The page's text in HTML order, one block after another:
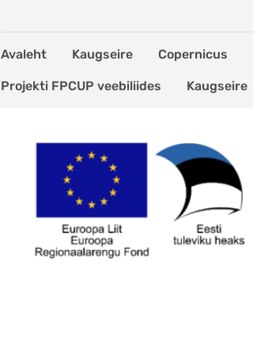
Avaleht Kaugseire Copernicus
Projekti FPCUP veebiliides Kaugseire